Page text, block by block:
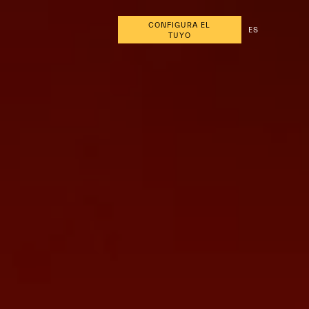
CONFIGURA EL
TUYO
ES